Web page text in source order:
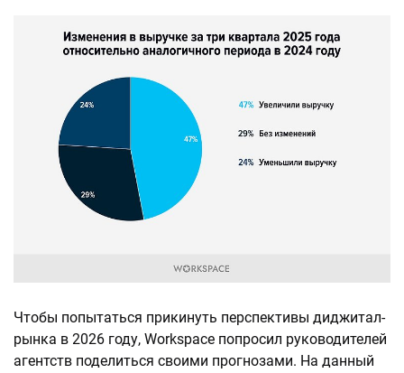
Чтобы попытаться прикинуть перспективы диджитал-
рынка в 2026 году, Workspace попросил руководителей
агентств поделиться своими прогнозами. На данный